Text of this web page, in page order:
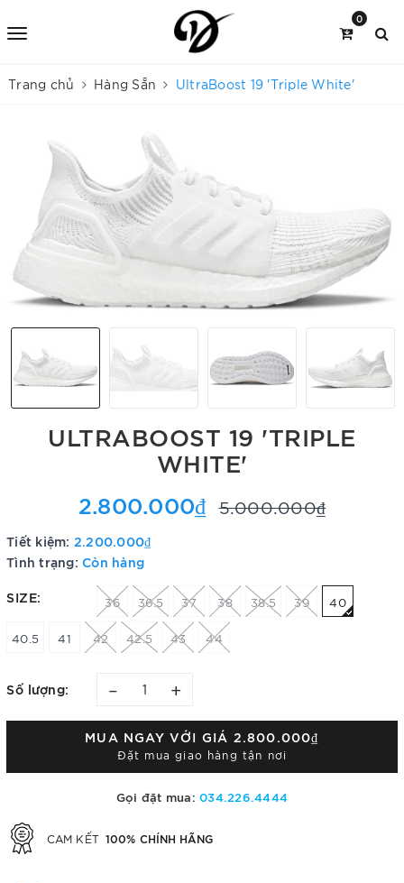
0
Trang chủ Hàng Sẵn UltraBoost 19 'Triple White'
ULTRABOOST 19 'TRIPLE
WHITE'
2.800.000₫ 5.000.000₫
Tiết kiệm: 2.200.000₫
Tình trạng: Còn hàng
SIZE: 36 36.5 37 38 38.5 39 40
40.5 41 42 42.5 43 44
Số lượng: – +
MUA NGAY VỚI GIÁ 2.800.000₫
Đặt mua giao hàng tận nơi
Gọi đặt mua:034.226.4444
CAM KẾT 100% CHÍNH HÃNG